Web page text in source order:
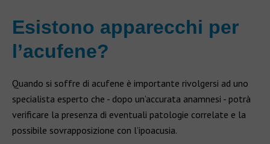
Esistono apparecchi per
l’acufene?
Quando si soffre di acufene è importante rivolgersi ad uno
specialista esperto che - dopo un’accurata anamnesi - potrà
verificare la presenza di eventuali patologie correlate e la
possibile sovrapposizione con l’ipoacusia.